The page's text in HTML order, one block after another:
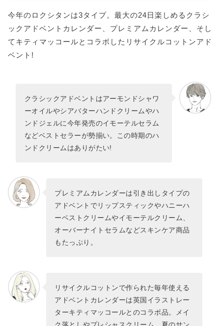
今年のロクシタンは3タイプ。最大の24日楽しめるクラシ
ックアドベントカレンダー、プレミアムカレンダー、そし
てキティマッコールとコラボしたリサイクルコットンアド
ベント!
クラシックアドベントはアーモンドシャワ
ーオイルやシアバターハンドクリームやハ
ンドジェルに今年発売のイモーテルセラム
などベストセラーが勢揃い。この時期のハ
ンドクリームはありがたい!
プレミアムカレンダーは引き出しタイプの
アドベントでリップスティックやハニーハ
ーベストクリームやイモーテルクリーム、
オーバーナイトセラムなどスキンケア商品
もたっぷり。
リサイクルコットンで作られた毎年使える
アドベントカレンダーは英国イラストレー
ターキティマッコールとのコラボ品。メイ